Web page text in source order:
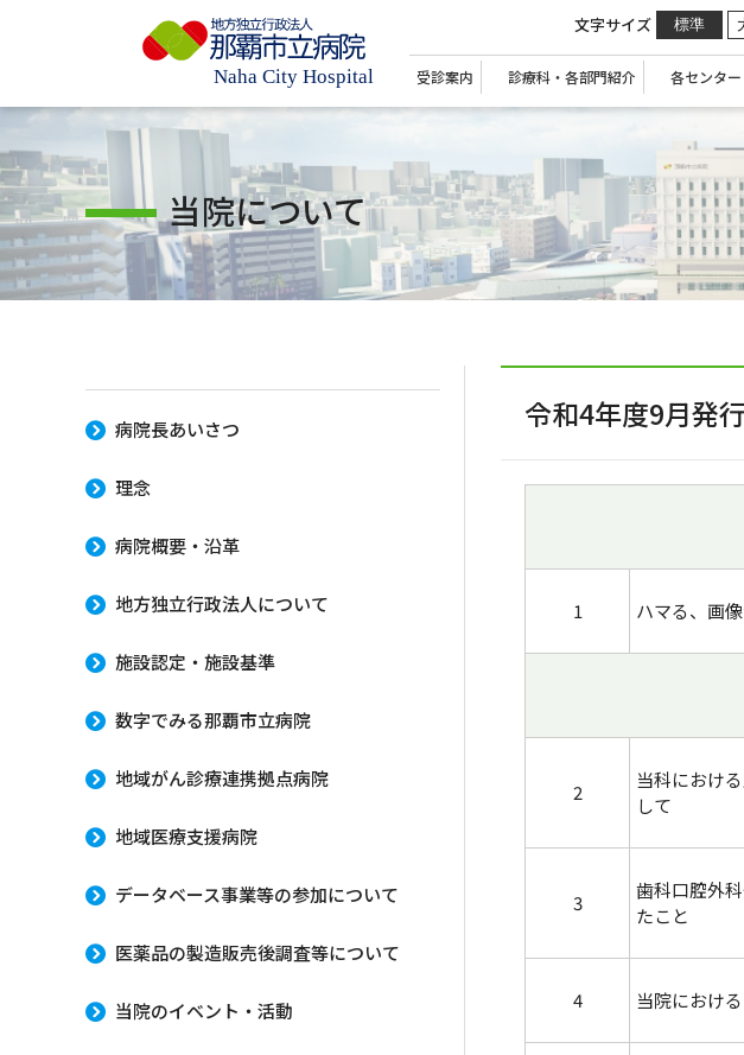
文字サイズ 標準
受診案内 診療科・各部門紹介 各センタ
当院について
令和4年度9月発
1 ハマる、画
2
当科におけ
して
3
歯科口腔外
たこと
4 当院におけ
病院長あいさつ
理念
病院概要・沿革
地方独立行政法人について
施設認定・施設基準
数字でみる那覇市立病院
地域がん診療連携拠点病院
地域医療支援病院
データベース事業等の参加について
医薬品の製造販売後調査等について
当院のイベント・活動